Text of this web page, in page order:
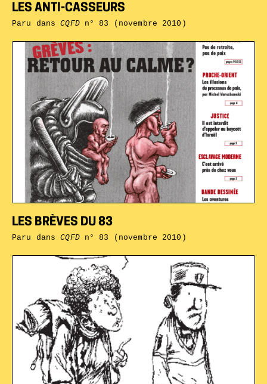
LES BRÈVES DU 83
Paru dansCQFDn° 83 (novembre 2010)
LES ANTI-CASSEURS
Paru dansCQFDn° 83 (novembre 2010)